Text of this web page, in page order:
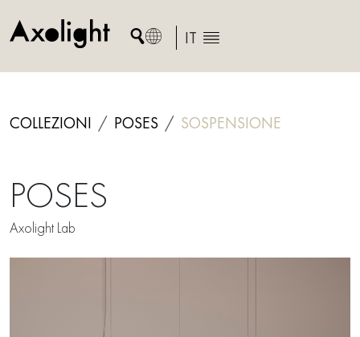
to
IT
COLLEZIONI POSES SOSPENSIONE
POSES
Axolight Lab